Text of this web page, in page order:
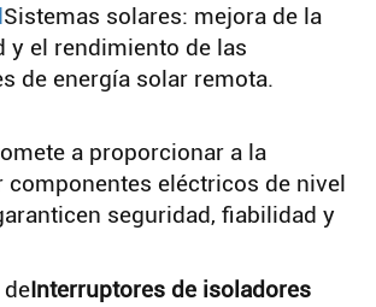
Sistemas solares: mejora de la
y el rendimiento de las
de energía solar remota.
a proporcionar a la
eléctricos de nivel
seguridad, fiabilidad y
deInterruptores de isoladores